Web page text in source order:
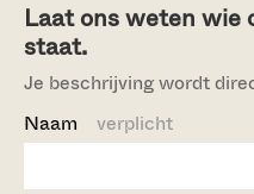
Laat ons weten wie
staat.
Je beschrijving wordt
Naam verplicht